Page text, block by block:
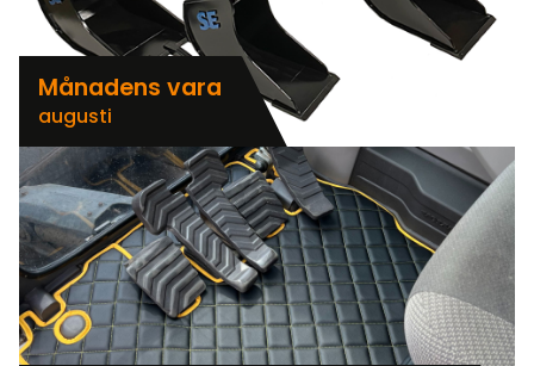
Månadens vara
augusti